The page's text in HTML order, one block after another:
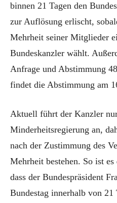
binnen 21 Tagen den
zur Auflösung erlischt,
Mehrheit seiner Mitglieder
Bundeskanzler wählt.
Anfrage und Abstimmung
findet die Abstimmung am
Aktuell führt der Kanzler
Minderheitsregierung an,
nach der Zustimmung des
Mehrheit bestehen. So ist
dass der Bundespräsident
Bundestag innerhalb von 21